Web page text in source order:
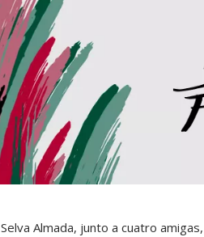
Almada, junto a cuatro